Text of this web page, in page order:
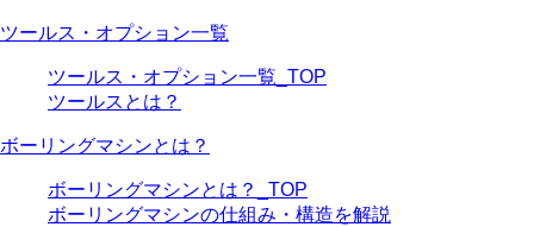
ツールス・オプション一覧
ツールス・オプション一覧_TOP
ツールスとは？
ボーリングマシンとは？
ボーリングマシンとは？_TOP
ボーリングマシンの仕組み・構造を解説